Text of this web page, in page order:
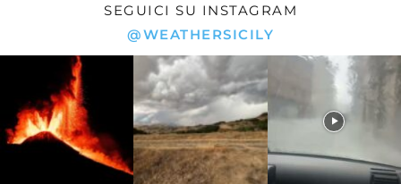
SEGUICI SU INSTAGRAM
@WEATHERSICILY